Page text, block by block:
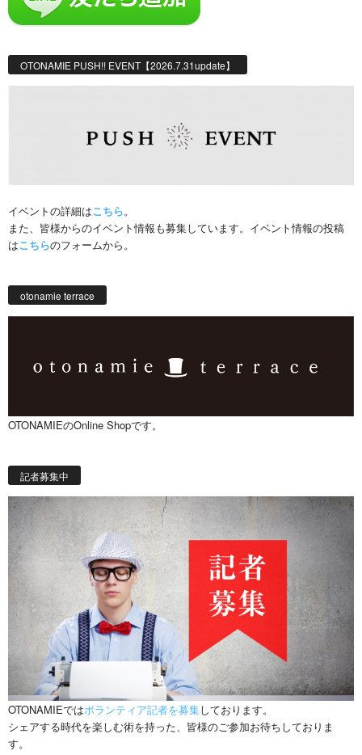
OTONAMIE PUSH!! EVENT【2026.7.31update】
イベントの詳細はこちら。
また、皆様からのイベント情報も募集しています。イベント情報の投稿
はこちらのフォームから。
otonamie terrace
OTONAMIEのOnline Shopです。
記者募集中
OTONAMIEではボランティア記者を募集しております。
シェアする時代を楽しむ術を持った、皆様のご参加お待ちしておりま
す。